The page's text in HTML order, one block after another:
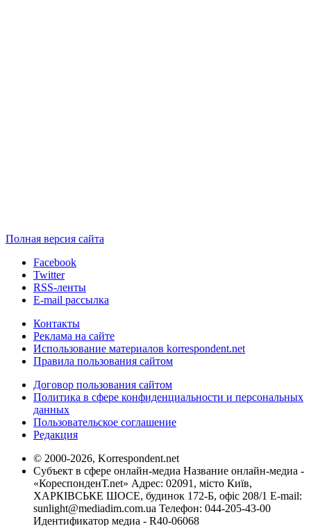
Полная версия сайта
Facebook
Twitter
RSS-ленты
E-mail рассылка
Контакты
Реклама на сайте
Использование материалов korrespondent.net
Правила пользования сайтом
Договор пользования сайтом
Политика в сфере конфиденциальности и персональных
данных
Пользовательское соглашение
Редакция
© 2000-2026, Korrespondent.net
Субъект в сфере онлайн-медиа Название онлайн-медиа -
«КореспонденТ.net» Адрес: 02091, місто Київ,
ХАРКІВСЬКЕ ШОСЕ, будинок 172-Б, офіс 208/1 E-mail:
sunlight@mediadim.com.ua Телефон: 044-205-43-00
Идентификатор медиа - R40-06068